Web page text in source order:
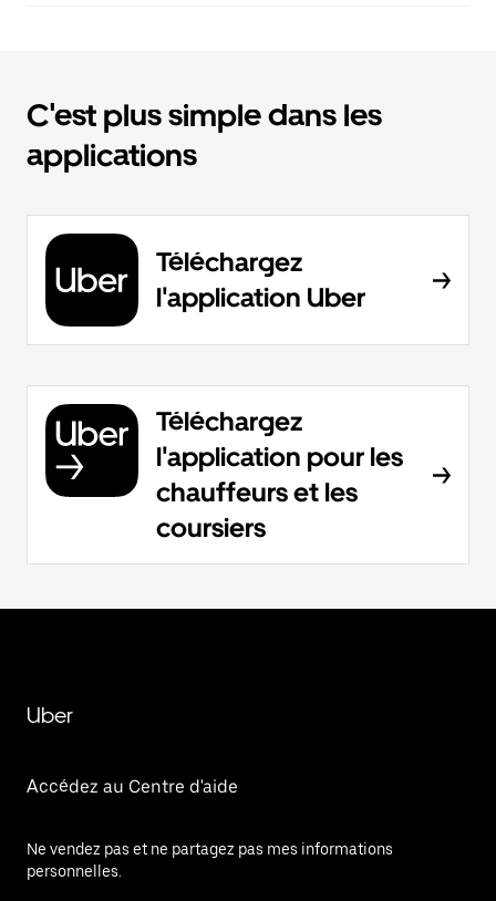
C'est plus simple dans les
applications
Téléchargez
l'application Uber
Téléchargez
l'application pour les
chauffeurs et les
coursiers
Uber
Accédez au Centre d'aide
Ne vendez pas et ne partagez pas mes informations
personnelles.